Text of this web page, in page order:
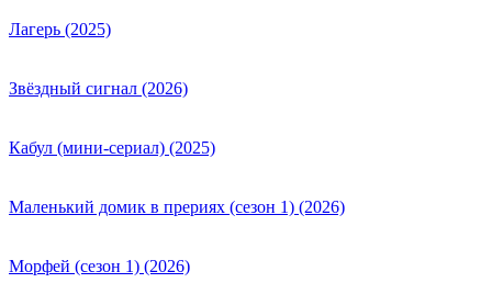
Лагерь (2025)
Звёздный сигнал (2026)
Кабул (мини-сериал) (2025)
Маленький домик в прериях (сезон 1) (2026)
Морфей (сезон 1) (2026)